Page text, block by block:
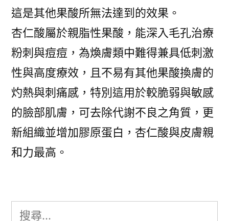
這是其他果酸所無法達到的效果。
杏仁酸屬於親脂性果酸，能深入毛孔治療
粉刺與痘痘，為煥膚類中難得兼具低刺激
性與高度療效，且不易有其他果酸換膚的
灼熱與刺痛感，特別這用於較脆弱與敏感
的臉部肌膚，可去除代謝不良之角質，更
新組織並增加膠原蛋白，杏仁酸與皮膚親
和力最高。
搜